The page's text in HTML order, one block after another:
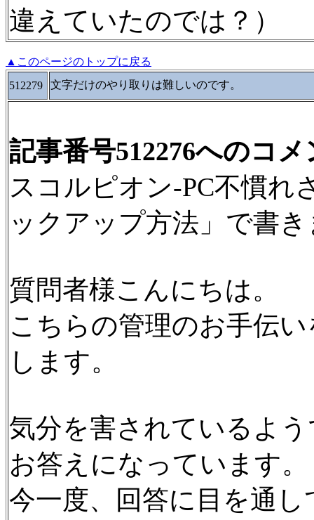
違えていたのでは？）
▲このページのトップに戻る
512279
文字だけのやり取りは難しいのです。
記事番号512276へのコメ
スコルピオン-PC不慣れ
ックアップ方法」で書
質問者様こんにちは。
こちらの管理のお手伝
します。
気分を害されているよ
お答えになっています。
今一度、回答に目を通